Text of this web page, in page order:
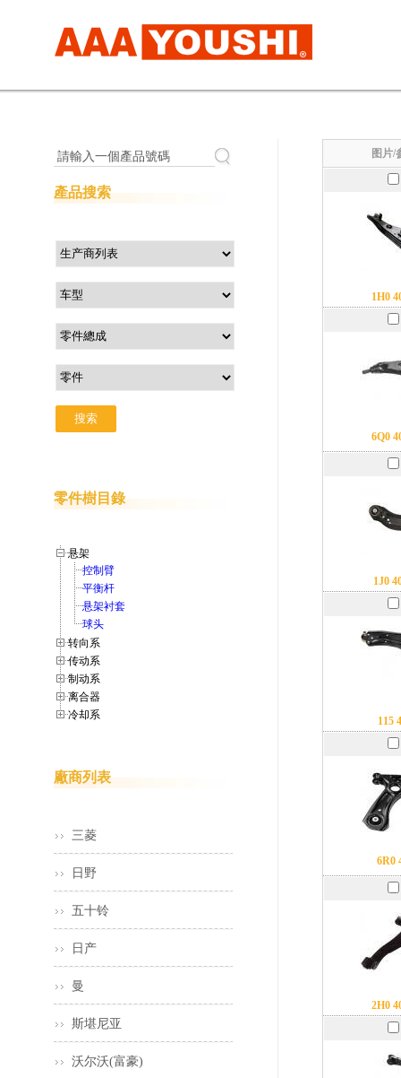
图片/
1H0
6Q0
1J0
115
6R0
2H0
請輸入一個產品號碼
產品搜索
零件樹目錄
悬架
控制臂
平衡杆
悬架衬套
球头
转向系
传动系
制动系
离合器
冷却系
廠商列表
三菱
日野
五十铃
日产
曼
斯堪尼亚
沃尔沃(富豪)